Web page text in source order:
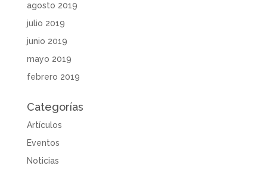
agosto 2019
julio 2019
junio 2019
mayo 2019
febrero 2019
Categorías
Artículos
Eventos
Noticias